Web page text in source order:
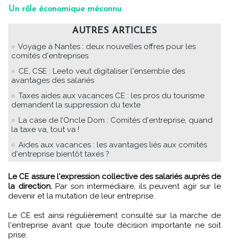
Un rôle économique méconnu
AUTRES ARTICLES
Voyage à Nantes : deux nouvelles offres pour les
comités d'entreprises
CE, CSE : Leeto veut digitaliser l'ensemble des
avantages des salariés
Taxes aides aux vacances CE : les pros du tourisme
demandent la suppression du texte
La case de l’Oncle Dom : Comités d'entreprise, quand
la taxe va, tout va !
Aides aux vacances : les avantages liés aux comités
d'entreprise bientôt taxés ?
Le CE assure l'expression collective des salariés auprès de
la direction.Par son intermédiaire, ils peuvent agir sur le
devenir et la mutation de leur entreprise.
Le CE est ainsi régulièrement consulté sur la marche de
l'entreprise avant que toute décision importante ne soit
prise.